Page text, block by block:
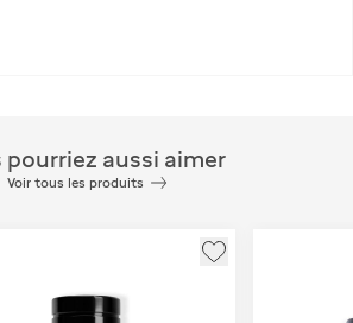
pourriez aussi aimer
Voir tous les produits